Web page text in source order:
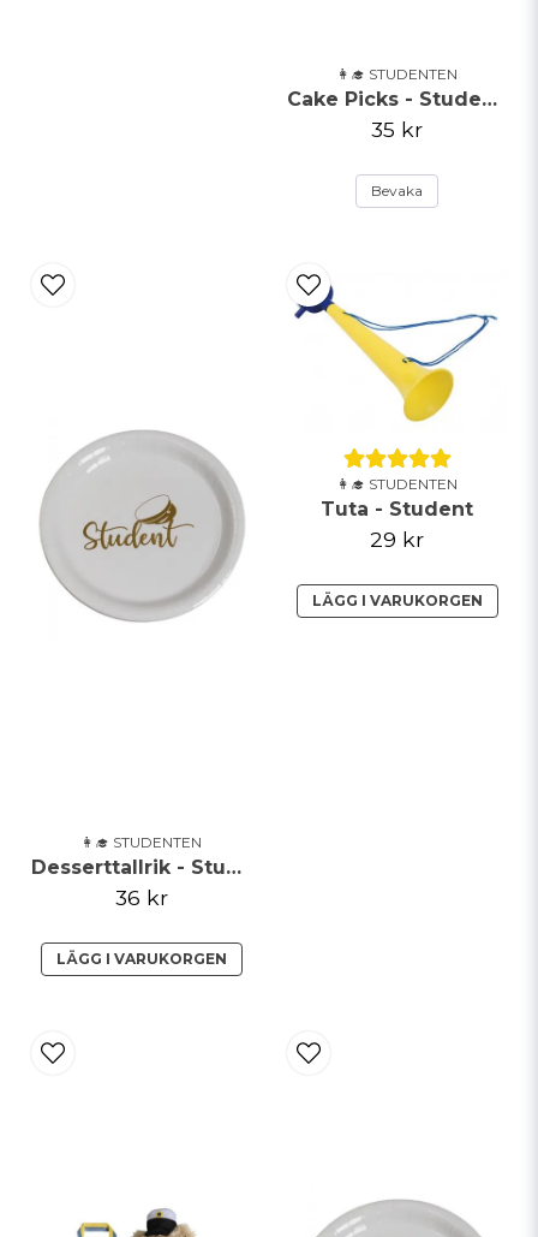
👩‍🎓 STUDENTEN
Cake Picks - Studentmössa
35 kr
Bevaka
👩‍🎓 STUDENTEN
Desserttallrik - Student
36 kr
LÄGG I VARUKORGEN
👩‍🎓 STUDENTEN
Tuta - Student
29 kr
LÄGG I VARUKORGEN